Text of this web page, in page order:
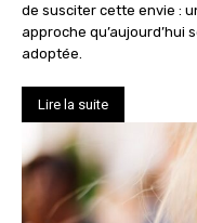
de susciter cette envie :
approche qu’aujourd’hui
adoptée.
Lire la suite